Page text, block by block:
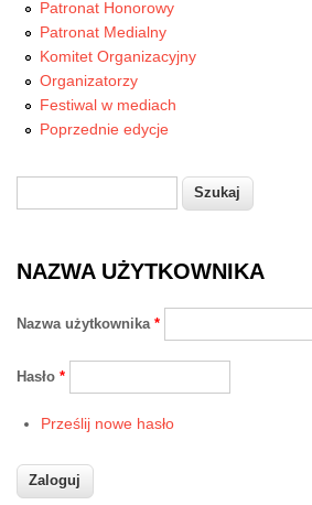
Patronat Honorowy
Patronat Medialny
Komitet Organizacyjny
Organizatorzy
Festiwal w mediach
Poprzednie edycje
Formularz wyszukiwania
NAZWA UŻYTKOWNIKA
Nazwa użytkownika *
Hasło *
Prześlij nowe hasło